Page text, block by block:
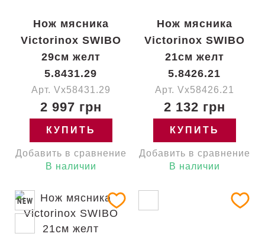
Нож мясника
Victorinox SWIBO
29см желт
5.8431.29
Арт. Vx58431.29
2 997 грн
КУПИТЬ
Добавить в сравнение
В наличии
Нож мясника
Victorinox SWIBO
21см желт
5.8426.21
Арт. Vx58426.21
2 132 грн
КУПИТЬ
Добавить в сравнение
В наличии
NEW